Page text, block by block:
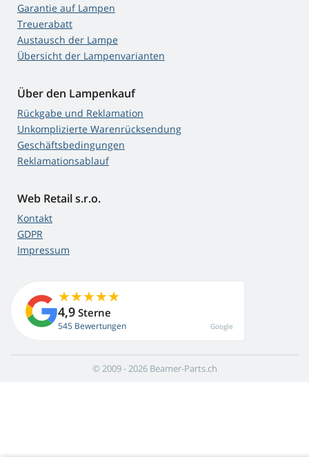
Garantie auf Lampen
Treuerabatt
Austausch der Lampe
Übersicht der Lampenvarianten
Über den Lampenkauf
Rückgabe und Reklamation
Unkomplizierte Warenrücksendung
Geschäftsbedingungen
Reklamationsablauf
Web Retail s.r.o.
Kontakt
GDPR
Impressum
4,9 Sterne
545 Bewertungen Google
© 2009 - 2026 Beamer-Parts.ch